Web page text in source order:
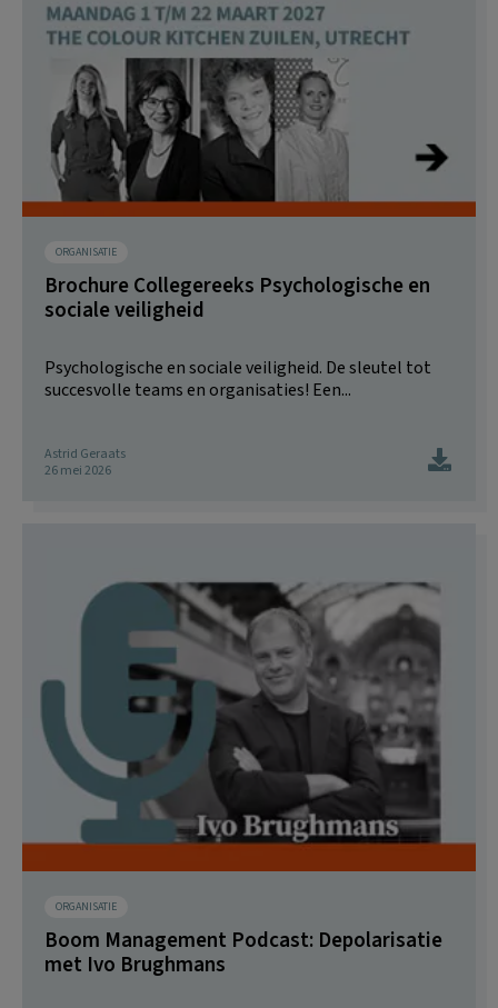
ORGANISATIE
Brochure Collegereeks Psychologische en
sociale veiligheid
Psychologische en sociale veiligheid. De sleutel tot
succesvolle teams en organisaties! Een...
Astrid Geraats
26 mei 2026
ORGANISATIE
Boom Management Podcast: Depolarisatie
met Ivo Brughmans